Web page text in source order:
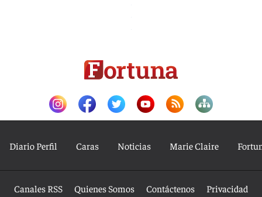
Diario Perfil Caras Noticias Marie Claire
Canales RSS Quienes Somos Contáctenos Privacidad